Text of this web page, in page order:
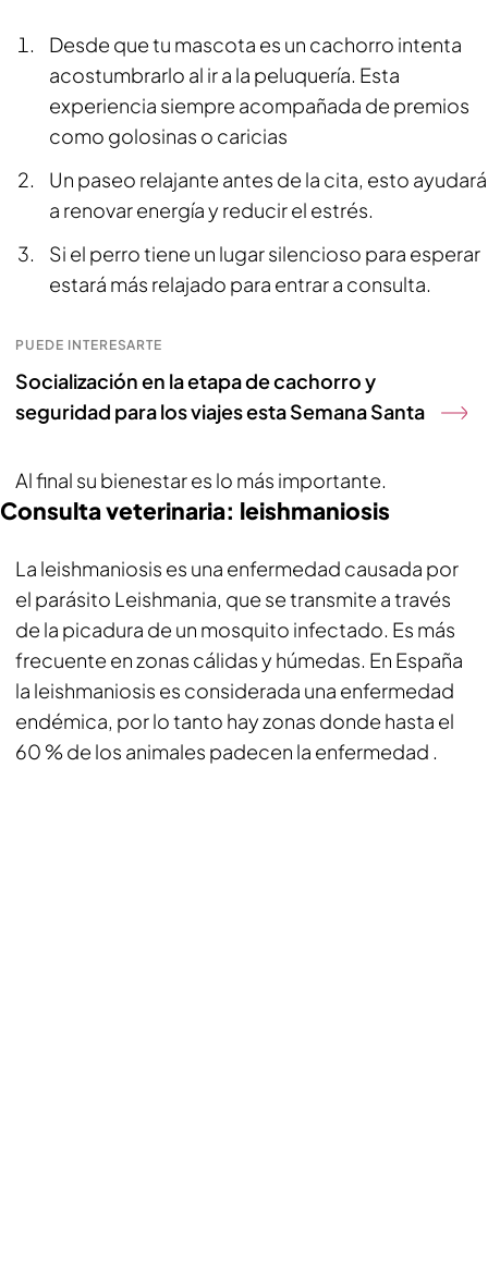
Desde que tu mascota es un cachorro intenta
acostumbrarlo al ir a la peluquería. Esta
experiencia siempre acompañada de premios
como golosinas o caricias
Un paseo relajante antes de la cita, esto ayudará
a renovar energía y reducir el estrés.
Si el perro tiene un lugar silencioso para esperar
estará más relajado para entrar a consulta.
PUEDE INTERESARTE
Socialización en la etapa de cachorro y
seguridad para los viajes esta Semana Santa
Al final su bienestar es lo más importante.
Consulta veterinaria: leishmaniosis
La leishmaniosis es una enfermedad causada por
el parásito Leishmania, que se transmite a través
de la picadura de un mosquito infectado. Es más
frecuente en zonas cálidas y húmedas. En España
la leishmaniosis es considerada una enfermedad
endémica, por lo tanto hay zonas donde hasta el
60 % de los animales padecen la enfermedad .